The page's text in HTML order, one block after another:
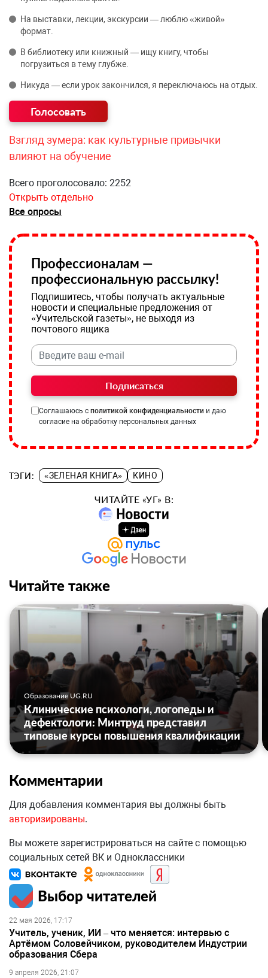
На выставки, лекции, экскурсии — люблю «живой»
формат.
В библиотеку или книжный — ищу книгу, чтобы
погрузиться в тему глубже.
Никуда — если урок закончился, я переключаюсь на отдых.
Взгляд зумера: как культурные привычки
влияют на обучение
Всего проголосовало: 2252
Открыть отдельно
Все опросы
Профессионалам —
профессиональную рассылку!
Подпишитесь, чтобы получать актуальные
новости и специальные предложения от
«Учительской газеты», не выходя из
почтового ящика
Подписаться
Соглашаюсь с политикой конфиденциальности и даю
согласие на обработку персональных данных
ТЭГИ: «ЗЕЛЕНАЯ КНИГА» КИНО
ЧИТАЙТЕ «УГ» В:
Читайте также
Образование UG.RU
Клинические психологи, логопеды и
дефектологи: Минтруд представил
типовые курсы повышения квалификации
Комментарии
Для добавления комментария вы должны быть
авторизированы.
Вы можете зарегистрироваться на сайте с помощью
социальных сетей ВК и Одноклассники
Выбор читателей
22 мая 2026, 17:17
Учитель, ученик, ИИ – что меняется: интервью с
Артёмом Соловейчиком, руководителем Индустрии
образования Сбера
9 апреля 2026, 21:07